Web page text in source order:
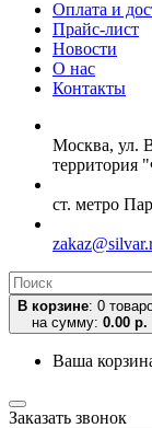
Оплата и
Прайс-лист
Новости
О нас
Контакты
Москва, ул.
ст. метро
В корзине: 0
на сумму: 0.00 р.
Ваша
Заказать звонок